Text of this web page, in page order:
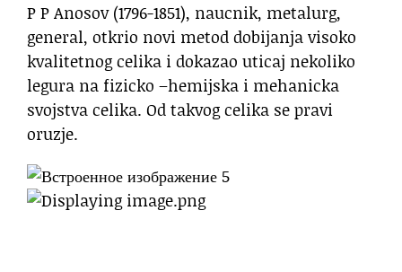
P P Anosov (1796-1851), naucnik, metalurg,
general, otkrio novi metod dobijanja visoko
kvalitetnog celika i dokazao uticaj nekoliko
legura na fizicko –hemijska i mehanicka
svojstva celika. Od takvog celika se pravi
oruzje.